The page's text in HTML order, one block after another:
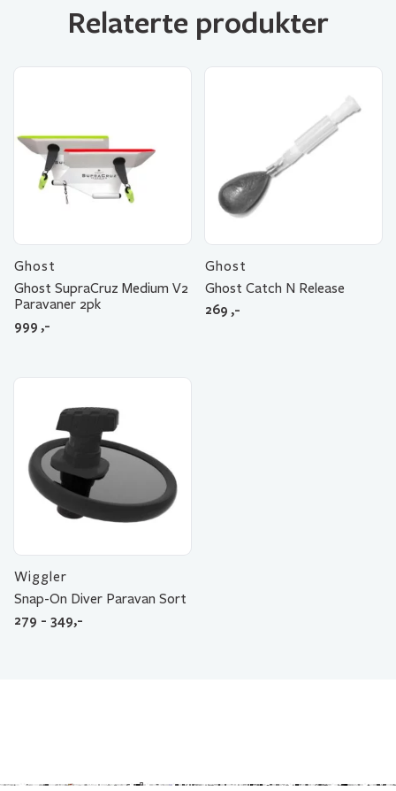
Relaterte produkter
Ghost
Ghost SupraCruz Medium V2
Paravaner 2pk
999 ,-
Ghost
Ghost Catch N Release
269 ,-
Wiggler
Snap-On Diver Paravan Sort
279 - 349,-